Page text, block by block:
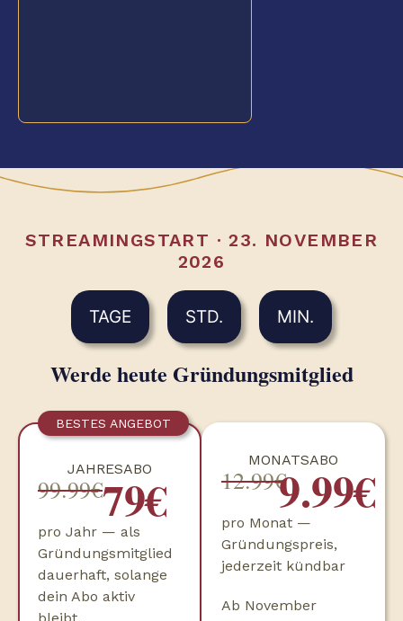
STREAMINGSTART · 23. NOVEMBER
2026
TAGE STD. MIN.
Werde heute Gründungsmitglied
BESTES ANGEBOT
JAHRESABO
99.99€79€
pro Jahr — als
Gründungsmitglied
dauerhaft, solange
dein Abo aktiv
MONATSABO
12.99€9.99€
pro Monat —
Gründungspreis,
jederzeit kündbar
Ab November